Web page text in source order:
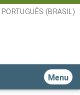
PORTUGUÊS (BRASIL)
Toggle